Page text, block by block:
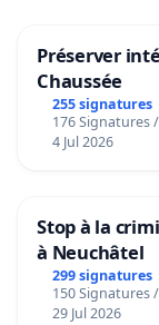
Préserver
Chaussée
255 signatures
176 Signatures
4 Jul 2026
Stop à la
à Neuchâtel
299 signatures
150 Signatures
29 Jul 2026